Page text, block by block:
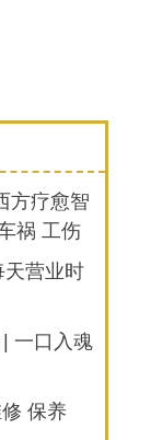
方疗愈智
祸 工伤
天营业时
一口入魂
保养